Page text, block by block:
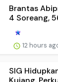
Brantas
4 Soreang,
12 hours
SIG